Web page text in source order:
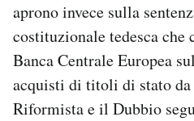
AREA PERSONALE
Newsletter
Notifiche mobile
Regala il Post
aprono invece sulla
costituzionale tedesca
Banca Centrale Europea
acquisti di titoli di stato
Riformista e il Dubbio